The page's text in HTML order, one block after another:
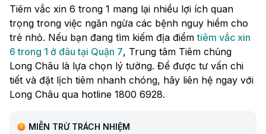
Tiêm vắc xin 6 trong 1 mang lại nhiều lợi ích quan
trọng trong việc ngăn ngừa các bệnh nguy hiểm cho
trẻ nhỏ. Nếu bạn đang tìm kiếm địa điểmtiêm vắc xin
6 trong 1 ở đâu tại Quận 7, Trung tâm Tiêm chủng
Long Châu là lựa chọn lý tưởng. Để được tư vấn chi
tiết và đặt lịch tiêm nhanh chóng, hãy liên hệ ngay với
Long Châu qua hotline 1800 6928.
MIỄN TRỪ TRÁCH NHIỆM